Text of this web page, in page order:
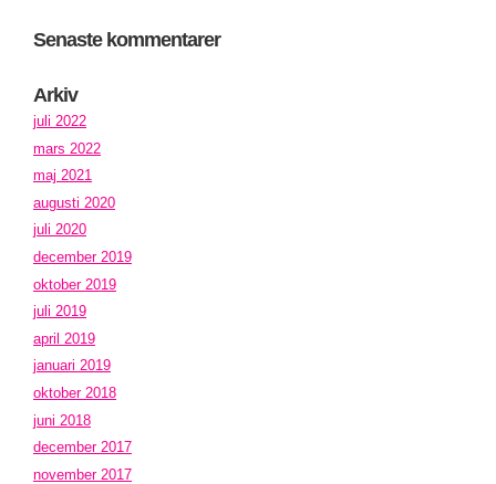
Senaste kommentarer
Arkiv
juli 2022
mars 2022
maj 2021
augusti 2020
juli 2020
december 2019
oktober 2019
juli 2019
april 2019
januari 2019
oktober 2018
juni 2018
december 2017
november 2017